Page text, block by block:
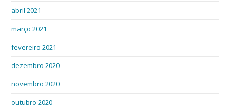
abril 2021
março 2021
fevereiro 2021
dezembro 2020
novembro 2020
outubro 2020